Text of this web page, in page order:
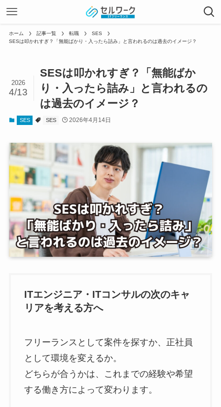
ホーム 記事一覧 転職
SES
SESは叩かれすぎ？「無能ばかり・入ったら詰み」と言われるのは過去のイメージ？
SESは叩かれすぎ？「無能ばか
り・入ったら詰み」と言われるの
は過去のイメージ？
2026
4/13
SES SES 2026年4月14日
ITエンジニア・ITコンサルの次のキャ
リアを考える方へ
フリーランスとして案件を探すか、正社員
として環境を変えるか。
どちらが合うかは、これまでの経験や希望
する働き方によって変わります。